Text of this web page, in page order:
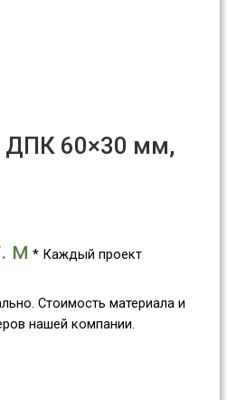
ДПК 60×30 мм,
м * Каждый проект
Стоимость материала и
нашей компании.